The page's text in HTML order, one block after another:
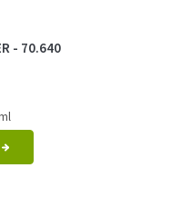
- 70.640